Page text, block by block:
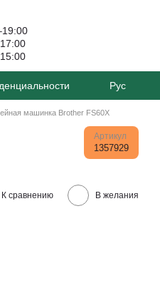
Рус
машинка Brother FS60X
Артикул
1357929
К сравнению В желания